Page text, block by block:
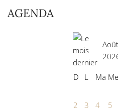
AGENDA
Août
D L Ma Me
2
3 4 5